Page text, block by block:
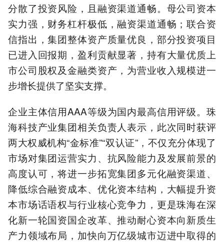
分散了投资风险，且融资渠道通畅。母公司资本
实力强，财务杠杆极低，融资渠道通畅；联合资
信指出，集团整体资产质量优良，部分投资项目
已进入回报期，盈利贡献显著，持有大量优质上
市公司股权及金融类资产，为营业收入规模进一
步增长提供了坚实支撑。
企业主体信用AAA等级为国内最高信用评级。珠
海科技产业集团相关负责人表示，此次同时获评
两大权威机构“金标准”“双认证”，不仅充分体现了
市场对集团运营实力、抗风险能力及发展前景的
高度认可，将进一步拓宽集团多元化融资渠道、
降低综合融资成本、优化资本结构，大幅提升资
本市场话语权与行业核心竞争力，更是珠海在深
化新一轮国资国企改革、推动耐心资本向新质生
产力领域布局，加快向万亿级城市迈进中取得的